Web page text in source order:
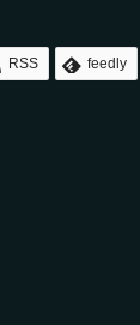
RSS feedly